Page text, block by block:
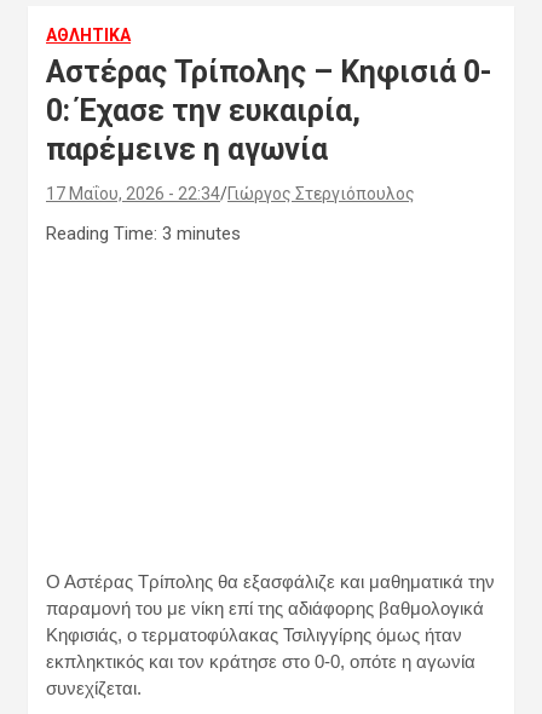
ΑΘΛΗΤΙΚΑ
Αστέρας Τρίπολης – Κηφισιά 0-
0: Έχασε την ευκαιρία,
παρέμεινε η αγωνία
17 Μαΐου, 2026 - 22:34 Γιώργος Στεργιόπουλος
Reading Time: 3 minutes
Ο Αστέρας Τρίπολης θα εξασφάλιζε και μαθηματικά την
παραμονή του με νίκη επί της αδιάφορης βαθμολογικά
Κηφισιάς, ο τερματοφύλακας Τσιλιγγίρης όμως ήταν
εκπληκτικός και τον κράτησε στο 0-0, οπότε η αγωνία
συνεχίζεται.